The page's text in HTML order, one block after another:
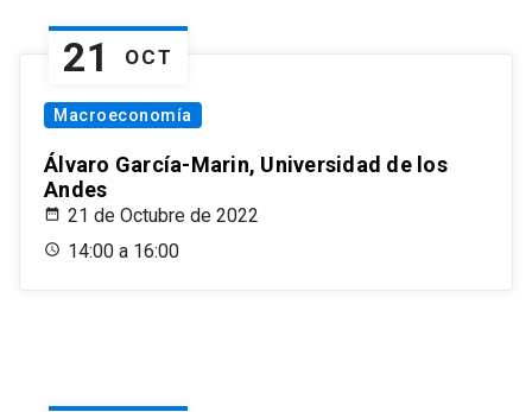
21 OCT
Macroeconomía
Álvaro García-Marin, Universidad de los
Andes
21 de Octubre de 2022
14:00 a 16:00